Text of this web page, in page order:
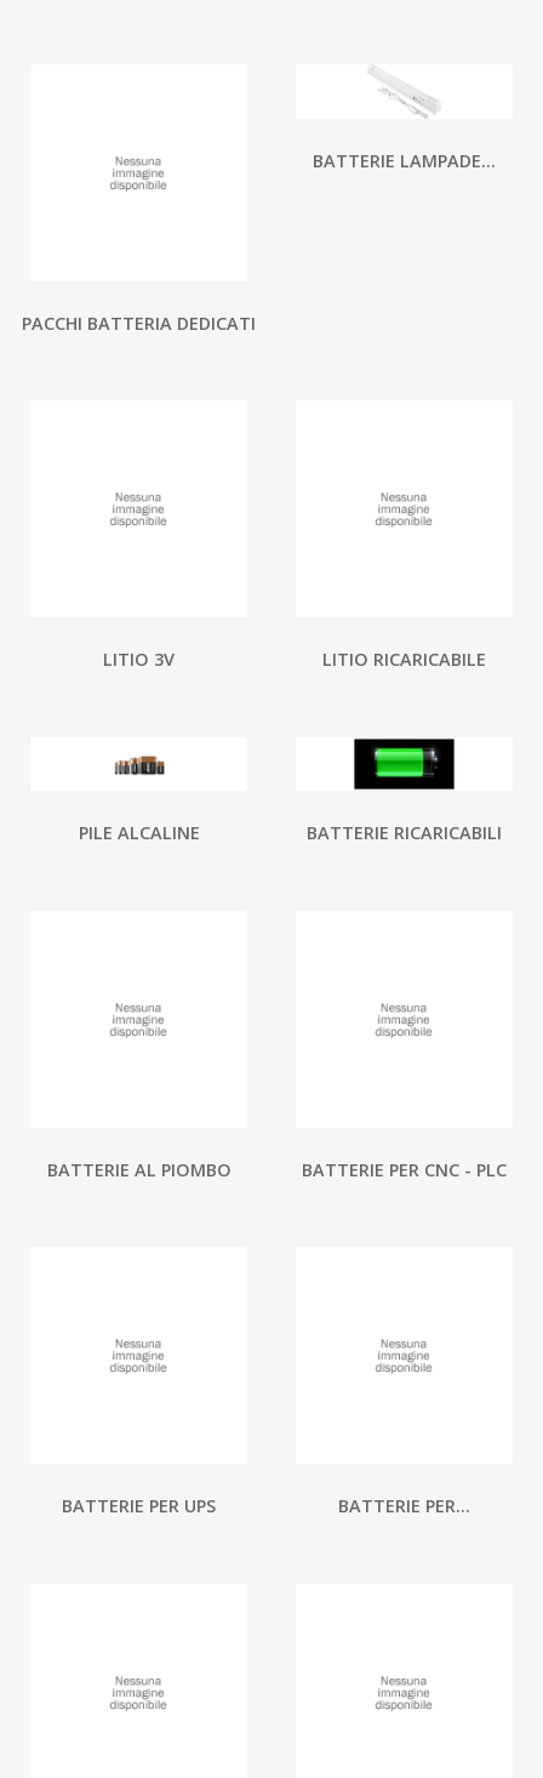
PACCHI BATTERIA DEDICATI
BATTERIE LAMPADE...
LITIO 3V LITIO RICARICABILE
PILE ALCALINE BATTERIE RICARICABILI
BATTERIE AL PIOMBO BATTERIE PER CNC - PLC
BATTERIE PER UPS BATTERIE PER...